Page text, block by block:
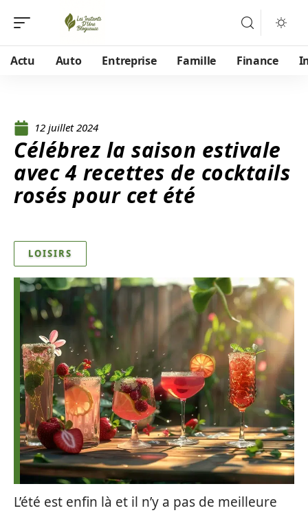
Actu Auto Entreprise Famille Finance
12 juillet 2024
Célébrez la saison estivale
avec 4 recettes de cocktails
rosés pour cet été
LOISIRS
L’été est enfin là et il n’y a pas de meilleure